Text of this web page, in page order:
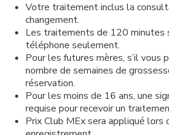
Votre traitement inclus la
changement.
Les traitements de 120 minutes
téléphone seulement.
Pour les futures mères, s’il vous
nombre de semaines de
réservation.
Pour les moins de 16 ans, une
requise pour recevoir un
Prix Club MEx sera appliqué lors